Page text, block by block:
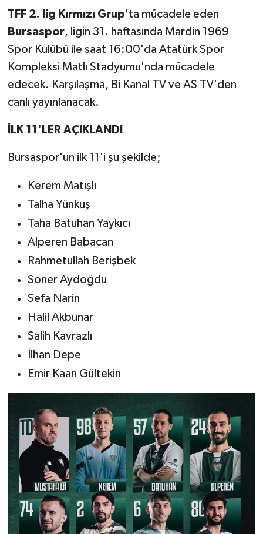
TFF 2. lig Kırmızı Grup'ta mücadele eden
Bursaspor, ligin 31. haftasında Mardin 1969
Spor Kulübü ile saat 16:00'da Atatürk Spor
Kompleksi Matlı Stadyumu'nda mücadele
edecek. Karşılaşma, Bi Kanal TV ve AS TV'den
canlı yayınlanacak.
İLK 11'LER AÇIKLANDI
Bursaspor'un ilk 11'i şu şekilde;
Kerem Matışlı
Talha Yünkuş
Taha Batuhan Yaykıcı
Alperen Babacan
Rahmetullah Berişbek
Soner Aydoğdu
Sefa Narin
Halil Akbunar
Salih Kavrazlı
İlhan Depe
Emir Kaan Gültekin